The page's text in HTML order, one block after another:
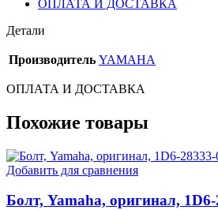
ОПЛАТА И ДОСТАВКА
Детали
Производитель YAMAHA
ОПЛАТА И ДОСТАВКА
Похожие товары
Добавить для сравнения
Болт, Yamaha, оригинал, 1D6-